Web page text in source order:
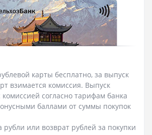
карты бесплатно, за выпуск
взимается комиссия. Выпуск
согласно тарифам банка
баллами от суммы покупок
или возврат рублей за покупки